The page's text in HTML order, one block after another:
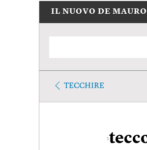
IL NUOVO DE MAURO
TECCHIRE
1